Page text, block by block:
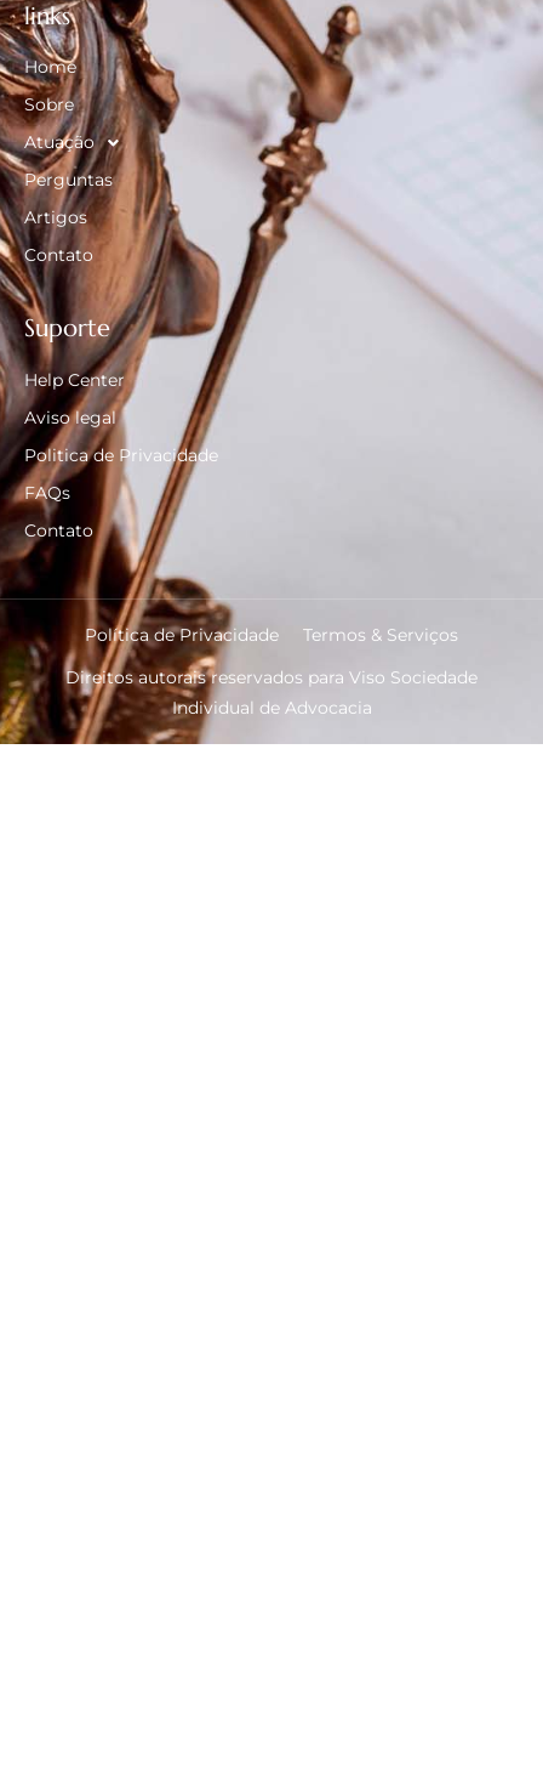
links
Home
Sobre
Atuação
Perguntas
Artigos
Contato
Suporte
Help Center
Aviso legal
Politica de Privacidade
FAQs
Contato
Direitos autorais reservados para Viso Sociedade
Individual de Advocacia
Política de Privacidade Termos & Serviços